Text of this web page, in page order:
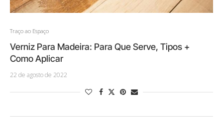
Traço ao Espaço
Verniz Para Madeira: Para Que Serve, Tipos +
Como Aplicar
22 de agosto de 2022